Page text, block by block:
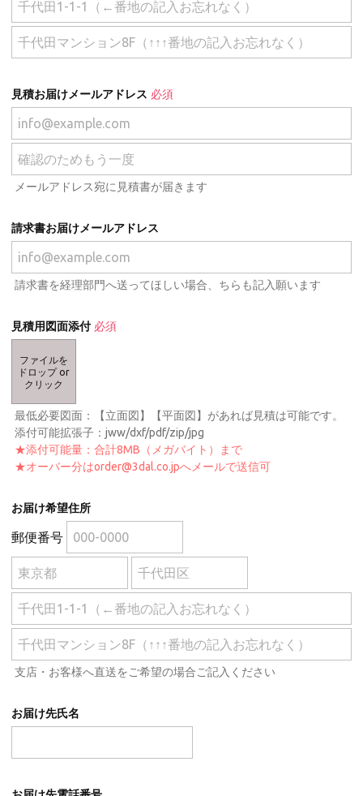
見積お届けメールアドレス 必須
メールアドレス宛に見積書が届きます
請求書お届けメールアドレス
請求書を経理部門へ送ってほしい場合、ちらも記入願います
見積用図面添付 必須
ファイルを
ドロップ or
クリック
最低必要図面：【立面図】【平面図】があれば見積は可能です。
添付可能拡張子：jww/dxf/pdf/zip/jpg
★添付可能量：合計8MB（メガバイト）まで
★オーバー分はorder@3dal.co.jpへメールで送信可
お届け希望住所
郵便番号
支店・お客様へ直送をご希望の場合ご記入ください
お届け先氏名